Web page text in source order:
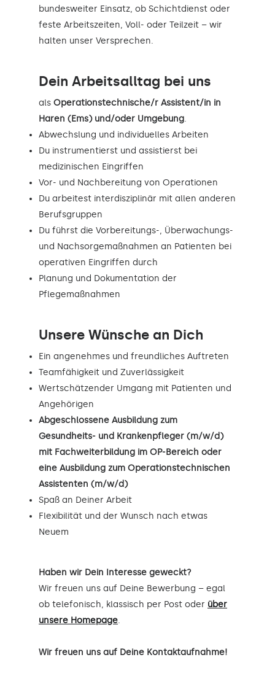
bundesweiter Einsatz, ob Schichtdienst oder
feste Arbeitszeiten, Voll- oder Teilzeit – wir
halten unser Versprechen.
Dein Arbeitsalltag bei uns
als Operationstechnische/r Assistent/in in
Haren (Ems) und/oder Umgebung.
Abwechslung und individuelles Arbeiten
Du instrumentierst und assistierst bei
medizinischen Eingriffen
Vor- und Nachbereitung von Operationen
Du arbeitest interdisziplinär mit allen anderen
Berufsgruppen
Du führst die Vorbereitungs-, Überwachungs-
und Nachsorgemaßnahmen an Patienten bei
operativen Eingriffen durch
Planung und Dokumentation der
Pflegemaßnahmen
Unsere Wünsche an Dich
Ein angenehmes und freundliches Auftreten
Teamfähigkeit und Zuverlässigkeit
Wertschätzender Umgang mit Patienten und
Angehörigen
Abgeschlossene Ausbildung zum
Gesundheits- und Krankenpfleger (m/w/d)
mit Fachweiterbildung im OP-Bereich oder
eine Ausbildung zum Operationstechnischen
Assistenten (m/w/d)
Spaß an Deiner Arbeit
Flexibilität und der Wunsch nach etwas
Neuem
Haben wir Dein Interesse geweckt?
Wir freuen uns auf Deine Bewerbung – egal
ob telefonisch, klassisch per Post oder über
unsere Homepage.
Wir freuen uns auf Deine Kontaktaufnahme!